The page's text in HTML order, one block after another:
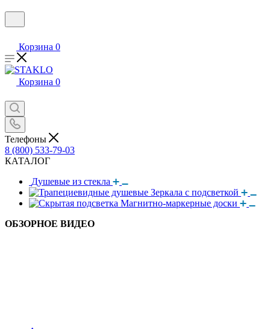
Корзина 0
Корзина 0
Телефоны
8 (800) 533-79-03
КАТАЛОГ
Душевые из стекла
Зеркала с подсветкой
Магнитно-маркерные доски
ОБЗОРНОЕ ВИДЕО